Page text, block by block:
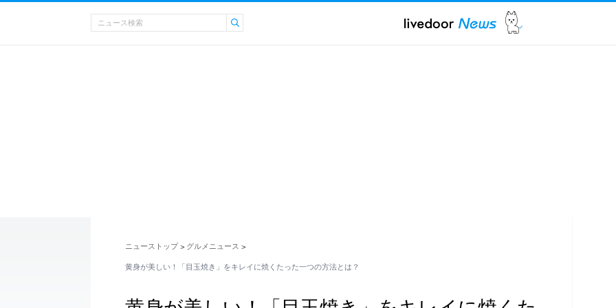
ニューストップ > グルメニュース >
黄身が美しい！「目玉焼き」をキレイに焼くたった一つの方法とは？